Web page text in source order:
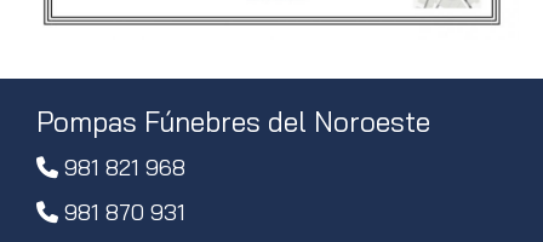
Pompas Fúnebres del Noroeste
981 821 968
981 870 931